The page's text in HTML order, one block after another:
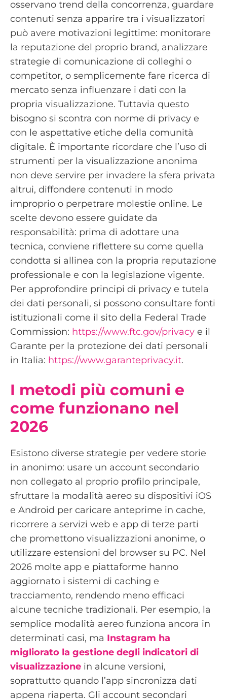
osservano trend della concorrenza, guardare
contenuti senza apparire tra i visualizzatori
può avere motivazioni legittime: monitorare
la reputazione del proprio brand, analizzare
strategie di comunicazione di colleghi o
competitor, o semplicemente fare ricerca di
mercato senza influenzare i dati con la
propria visualizzazione. Tuttavia questo
bisogno si scontra con norme di privacy e
con le aspettative etiche della comunità
digitale. È importante ricordare che l’uso di
strumenti per la visualizzazione anonima
non deve servire per invadere la sfera privata
altrui, diffondere contenuti in modo
improprio o perpetrare molestie online. Le
scelte devono essere guidate da
responsabilità: prima di adottare una
tecnica, conviene riflettere su come quella
condotta si allinea con la propria reputazione
professionale e con la legislazione vigente.
Per approfondire principi di privacy e tutela
dei dati personali, si possono consultare fonti
istituzionali come il sito della Federal Trade
Commission: https://www.ftc.gov/privacy e il
Garante per la protezione dei dati personali
in Italia: https://www.garanteprivacy.it.
I metodi più comuni e
come funzionano nel
2026
Esistono diverse strategie per vedere storie
in anonimo: usare un account secondario
non collegato al proprio profilo principale,
sfruttare la modalità aereo su dispositivi iOS
e Android per caricare anteprime in cache,
ricorrere a servizi web e app di terze parti
che promettono visualizzazioni anonime, o
utilizzare estensioni del browser su PC. Nel
2026 molte app e piattaforme hanno
aggiornato i sistemi di caching e
tracciamento, rendendo meno efficaci
alcune tecniche tradizionali. Per esempio, la
semplice modalità aereo funziona ancora in
determinati casi, ma Instagram ha
migliorato la gestione degli indicatori di
visualizzazione in alcune versioni,
soprattutto quando l’app sincronizza dati
appena riaperta. Gli account secondari